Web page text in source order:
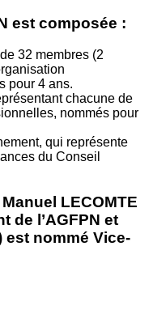
est composée :
32 membres (2
pour 4 ans.
chacune de
nommés pour
qui représente
du Conseil
LECOMTE
de l’AGFPN et
est nommé Vice-